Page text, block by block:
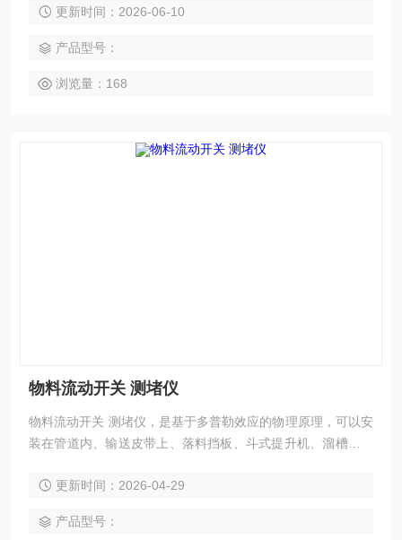
数蒸汽环境下因介电常数变化、冷凝水干扰及高温传导导致的
更新时间：2026-06-10
产品型号：
浏览量：168
物料流动开关 测堵仪
物料流动开关 测堵仪，是基于多普勒效应的物理原理，可以安
装在管道内、输送皮带上、落料挡板、斗式提升机、溜槽、风
测。该设备可以提前发现粉料、碎屑、小球状、颗粒状运输或
严重问题，物料损失或系统的其他技术问题。
更新时间：2026-04-29
产品型号：